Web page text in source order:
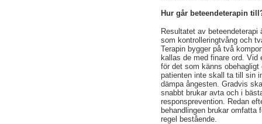
Hur går beteendeterapin
Resultatet av
som kontrolleringtvång och
Terapin bygger på två
kallas de med finare ord.
för det som känns
patienten inte skall ta till sin
dämpa ångesten. Gradvis
snabbt brukar avta och i
responsprevention. Redan
behandlingen brukar
regel bestående.